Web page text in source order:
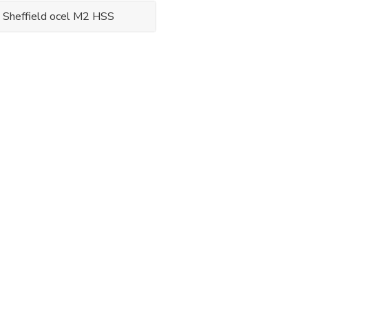
ocel M2 HSS